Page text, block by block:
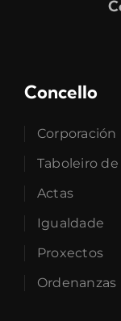
Concello
Taboleiro
Actas
Igualdade
Proxectos